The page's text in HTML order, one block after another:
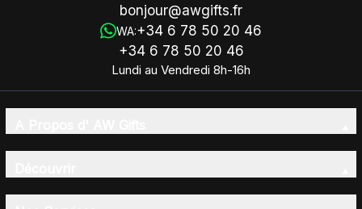
bonjour@awgifts.fr
WA:+34 6 78 50 20 46
+34 6 78 50 20 46
Lundi au Vendredi 8h-16h